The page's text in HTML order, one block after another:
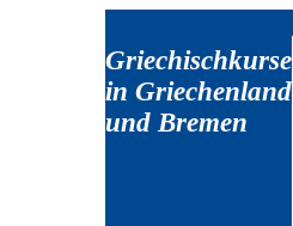
Griechischkurse
in Griechenland
und Bremen